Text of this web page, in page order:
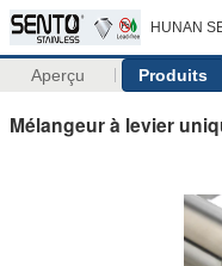
HUNAN
Aperçu Produits
Mélangeur à levier